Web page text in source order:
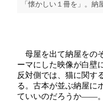
「懐かしい１冊を」。納
母屋を出て納屋をの
ーマにした映像が白壁
反対側では、猫に関す
る。古本が並ぶ納屋に
ていいのだろうか――